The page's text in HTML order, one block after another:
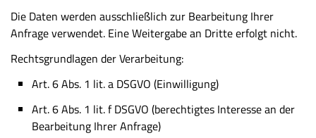
Die Daten werden ausschließlich zur Bearbeitung Ihrer
Anfrage verwendet. Eine Weitergabe an Dritte erfolgt nicht.
Rechtsgrundlagen der Verarbeitung:
Art. 6 Abs. 1 lit. a DSGVO (Einwilligung)
Art. 6 Abs. 1 lit. f DSGVO (berechtigtes Interesse an der
Bearbeitung Ihrer Anfrage)